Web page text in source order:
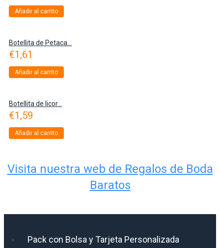
Añadir al carrito
Botellita de Petaca...
€1,61
Añadir al carrito
Botellita de licor...
€1,59
Añadir al carrito
Visita nuestra web de Regalos de Boda
Baratos
Pack con Bolsa y Tarjeta Personalizada